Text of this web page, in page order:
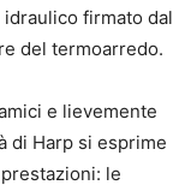
firmato dal
del termoarredo.
e lievemente
di Harp si esprime
le